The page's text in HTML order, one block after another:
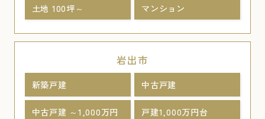
土地 100坪～ マンション
岩出市
新築戸建 中古戸建
中古戸建 ～1,000万円 戸建1,000万円台